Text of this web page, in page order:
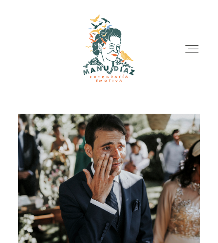
Home
Portfolio
Tarifas & FAQ
Sobre mí